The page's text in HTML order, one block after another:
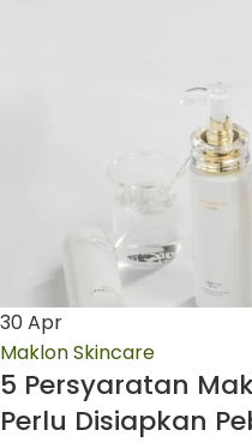
30Apr
Maklon Skincare
5 Persyaratan
Perlu Disiapkan